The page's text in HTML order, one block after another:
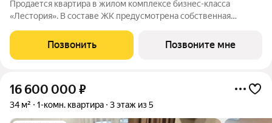
Продается квартира в жилом комплексе бизнес-класса
«Лестория». В составе ЖК предусмотрена собственная
подогреваемыми бассейнами, что соответствуют стандартам
бизнес-класса. Аквазона объединяет взрослый и
Позвонить Позвоните мне
16 600 000 ₽
34 м² 1-комн. квартира 3 этаж из 5